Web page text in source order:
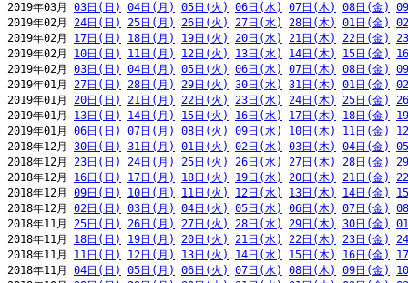
2019年03月 03日(日) 04日(月) 05日(火) 06日(水) 07日(木) 08日(金)
2019年02月 24日(日) 25日(月) 26日(火) 27日(水) 28日(木) 01日(金)
2019年02月 17日(日) 18日(月) 19日(火) 20日(水) 21日(木) 22日(金)
2019年02月 10日(日) 11日(月) 12日(火) 13日(水) 14日(木) 15日(金)
2019年02月 03日(日) 04日(月) 05日(火) 06日(水) 07日(木) 08日(金)
2019年01月 27日(日) 28日(月) 29日(火) 30日(水) 31日(木) 01日(金)
2019年01月 20日(日) 21日(月) 22日(火) 23日(水) 24日(木) 25日(金)
2019年01月 13日(日) 14日(月) 15日(火) 16日(水) 17日(木) 18日(金)
2019年01月 06日(日) 07日(月) 08日(火) 09日(水) 10日(木) 11日(金)
2018年12月 30日(日) 31日(月) 01日(火) 02日(水) 03日(木) 04日(金)
2018年12月 23日(日) 24日(月) 25日(火) 26日(水) 27日(木) 28日(金)
2018年12月 16日(日) 17日(月) 18日(火) 19日(水) 20日(木) 21日(金)
2018年12月 09日(日) 10日(月) 11日(火) 12日(水) 13日(木) 14日(金)
2018年12月 02日(日) 03日(月) 04日(火) 05日(水) 06日(木) 07日(金)
2018年11月 25日(日) 26日(月) 27日(火) 28日(水) 29日(木) 30日(金)
2018年11月 18日(日) 19日(月) 20日(火) 21日(水) 22日(木) 23日(金)
2018年11月 11日(日) 12日(月) 13日(火) 14日(水) 15日(木) 16日(金)
2018年11月 04日(日) 05日(月) 06日(火) 07日(水) 08日(木) 09日(金)